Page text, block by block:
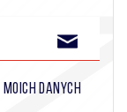
danych